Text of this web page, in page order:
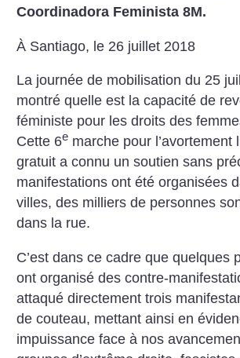
Coordinadora Feminista 8M.
À Santiago, le 26 juillet 2018
La journée de mobilisation du 25
montré quelle est la capacité de
féministe pour les droits des
Cette 6e marche pour l’avortement
gratuit a connu un soutien sans
manifestations ont été organisées
villes, des milliers de personnes
dans la rue.
C’est dans ce cadre que quelques
ont organisé des contre-
attaqué directement trois
de couteau, mettant ainsi en
impuissance face à nos